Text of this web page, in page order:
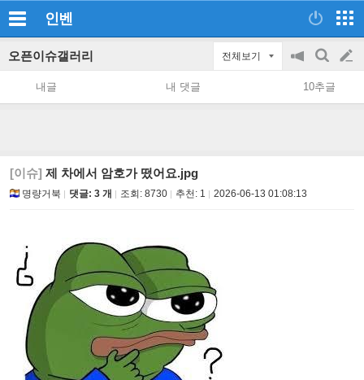
인벤
오픈이슈갤러리 전체보기
공
지
on/off
검
색
글
쓰
내글 내 댓글 10추글
[이슈] 제 차에서 암호가 떴어요.jpg
명량거북 댓글: 3 개 조회: 8730 추천: 1 2026-06-13 01:08:13